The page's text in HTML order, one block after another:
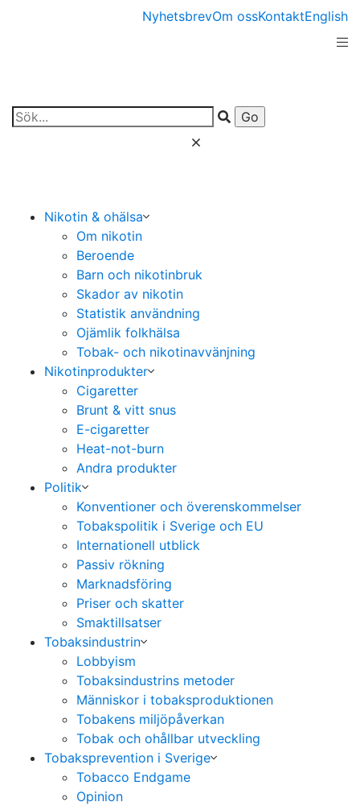
NyhetsbrevOm ossKontaktEnglish
Nikotin & ohälsa
Om nikotin
Beroende
Barn och nikotinbruk
Skador av nikotin
Statistik användning
Ojämlik folkhälsa
Tobak- och nikotinavvänjning
Nikotinprodukter
Cigaretter
Brunt & vitt snus
E-cigaretter
Heat-not-burn
Andra produkter
Politik
Konventioner och överenskommelser
Tobakspolitik i Sverige och EU
Internationell utblick
Passiv rökning
Marknadsföring
Priser och skatter
Smaktillsatser
Tobaksindustrin
Lobbyism
Tobaksindustrins metoder
Människor i tobaksproduktionen
Tobakens miljöpåverkan
Tobak och ohållbar utveckling
Tobaksprevention i Sverige
Tobacco Endgame
Opinion